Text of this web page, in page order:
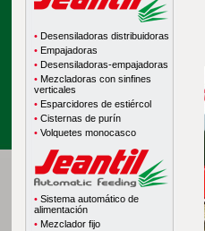
• Desensiladoras distribuidoras
• Empajadoras
• Desensiladoras-empajadoras
• Mezcladoras con sinfines
verticales
• Esparcidores de estiércol
• Cisternas de purín
• Volquetes monocasco
• Sistema automático de
alimentación
• Mezclador fijo